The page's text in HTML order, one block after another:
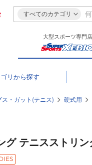
すべてのカテゴリ
大型スポーツ専門店
リ
ス・ガット(テニス) 硬式用
グ テニスストリ